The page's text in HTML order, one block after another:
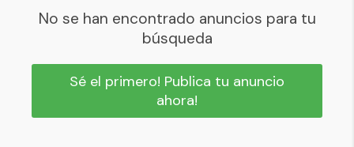
No se han encontrado anuncios para tu
búsqueda
Sé el primero! Publica tu anuncio
ahora!